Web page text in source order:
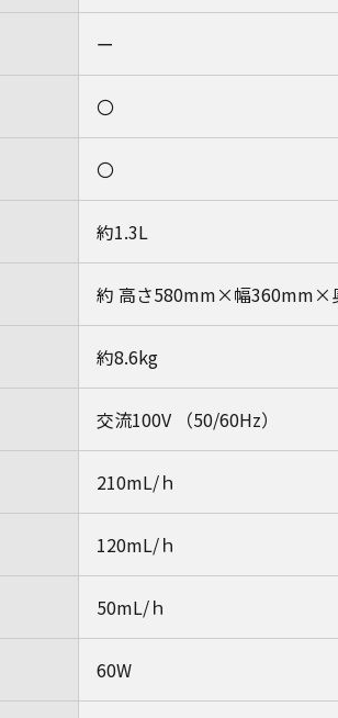
ー
〇
〇
約1.3L
約 高さ580mm×幅360mm×
約8.6kg
交流100V （50/60Hz）
210mL/ｈ
120mL/ｈ
50mL/ｈ
60W